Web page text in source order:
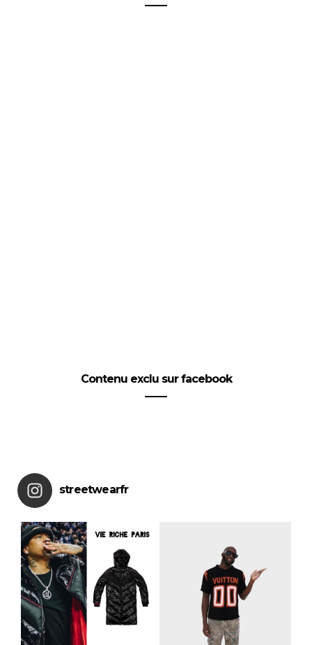
Contenu exclu sur facebook
streetwearfr